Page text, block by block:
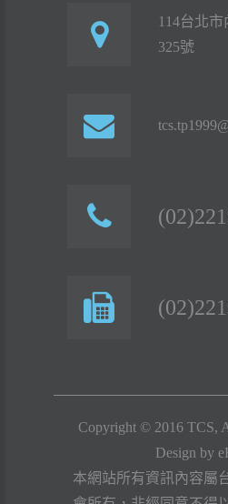
114台北
325號
Copyright © 2016 TCS,
Design by
本網站所有資訊內容屬